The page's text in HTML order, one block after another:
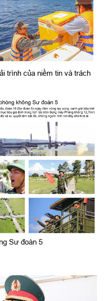
trình của niềm tin và trách
Sư đoàn 5